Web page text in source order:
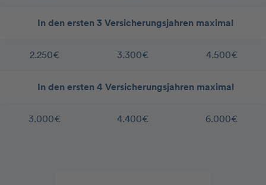
In den ersten 3 Versicherungsjahren maximal
2.250€ 3.300€ 4.500€
In den ersten 4 Versicherungsjahren maximal
3.000€ 4.400€ 6.000€